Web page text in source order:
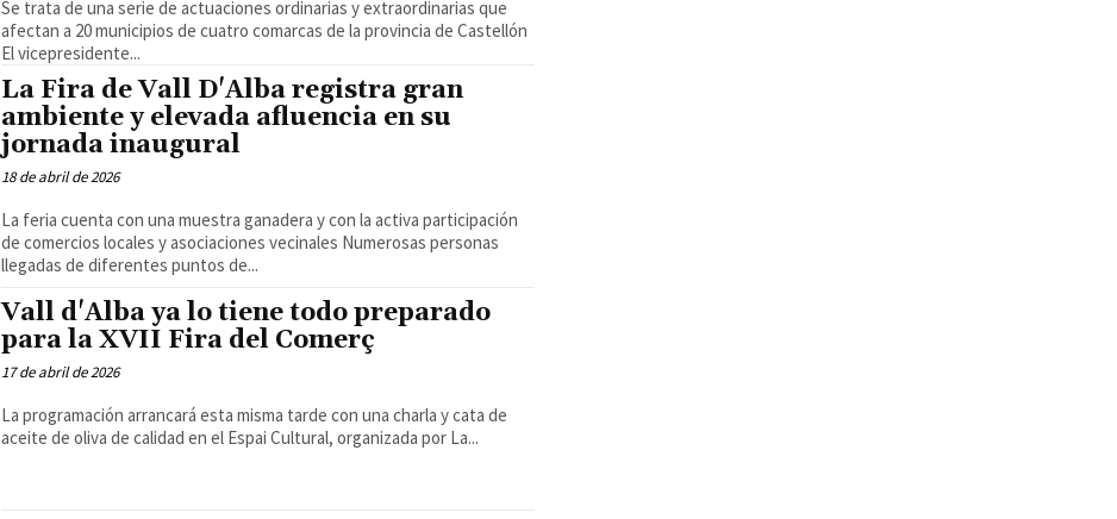
Se trata de una serie de actuaciones ordinarias y extraordinarias que
afectan a 20 municipios de cuatro comarcas de la provincia de Castellón
El vicepresidente...
La Fira de Vall D'Alba registra gran
ambiente y elevada afluencia en su
jornada inaugural
18 de abril de 2026
La feria cuenta con una muestra ganadera y con la activa participación
de comercios locales y asociaciones vecinales Numerosas personas
llegadas de diferentes puntos de...
Vall d'Alba ya lo tiene todo preparado
para la XVII Fira del Comerç
17 de abril de 2026
La programación arrancará esta misma tarde con una charla y cata de
aceite de oliva de calidad en el Espai Cultural, organizada por La...